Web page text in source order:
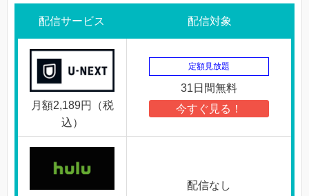
配信サービス 配信対象
月額2,189円（税
込）
定額見放題
31日間無料
今すぐ見る！
配信なし